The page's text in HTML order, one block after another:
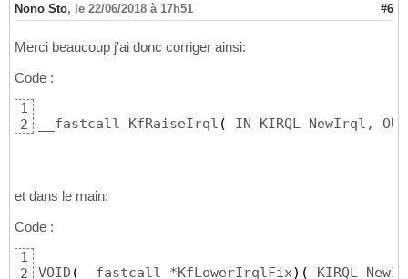
Nono Sto, le 22/06/2018 à 17h51 #6
Merci beaucoup j'ai donc corriger ainsi:
Code :
1
2
__fastcall KfRaiseIrql (
et dans le main:
Code :
1
2
VOID ( __fastcall *KfLowerIrqlFix) (